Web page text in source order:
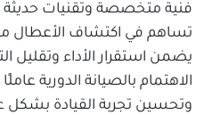
فنية متخصصة وتقنيات
تساهم في اكتشاف الأعطال
يضمن استقرار الأداء وتقليل
الاهتمام بالصيانة الدورية
وتحسين تجربة القيادة بشكل